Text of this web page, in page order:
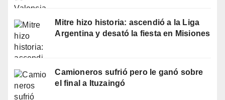
Mitre hizo historia: ascendió a la Liga
Argentina y desató la fiesta en Misiones
Camioneros sufrió pero le ganó sobre
el final a Ituzaingó